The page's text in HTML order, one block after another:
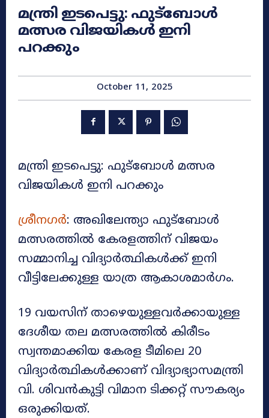
മന്ത്രി ഇടപെട്ടു: ഫുട്ബോൾ
മത്സര വിജയികൾ ഇനി
പറക്കും
October 11, 2025
മന്ത്രി ഇടപെട്ടു: ഫുട്ബോൾ മത്സര
വിജയികൾ ഇനി പറക്കും
ശ്രീനഗർ: അഖിലേന്ത്യാ ഫുട്ബോൾ
മത്സരത്തിൽ കേരളത്തിന് വിജയം
സമ്മാനിച്ച വിദ്യാർത്ഥികൾക്ക് ഇനി
വീട്ടിലേക്കുള്ള യാത്ര ആകാശമാർഗം.
19 വയസിന് താഴെയുള്ളവർക്കായുള്ള
ദേശീയ തല മത്സരത്തിൽ കിരീടം
സ്വന്തമാക്കിയ കേരള ടീമിലെ 20
വിദ്യാർത്ഥികൾക്കാണ് വിദ്യാഭ്യാസമന്ത്രി
വി. ശിവൻകുട്ടി വിമാന ടിക്കറ്റ് സൗകര്യം
ഒരുക്കിയത്.